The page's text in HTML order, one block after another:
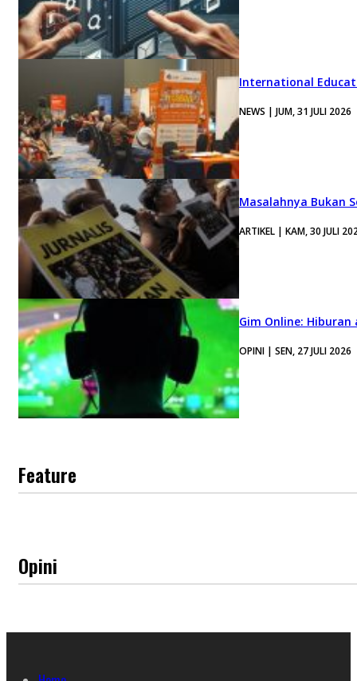
International
NEWS | JUM, 31 JULI 2026
Masalahnya Bukan
ARTIKEL | KAM, 30 JULI
Gim Online:
OPINI | SEN, 27 JULI 2026
Feature
Opini